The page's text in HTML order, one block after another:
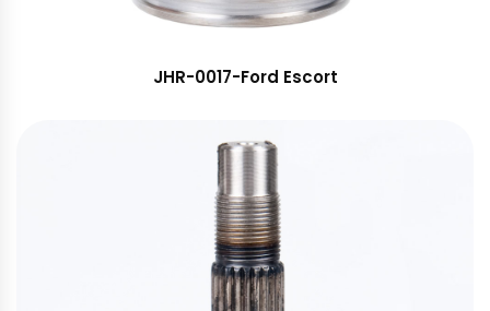
JHR-0017-Ford Escort